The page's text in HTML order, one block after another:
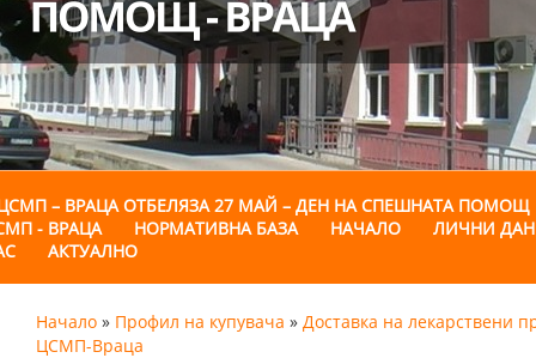
– ВРАЦА ОТБЕЛЯЗА 27 МАЙ – ДЕН НА СПЕШНАТА ПОМОЩ
- ВРАЦА
НОРМАТИВНА БАЗА НАЧАЛО
ЛИЧНИ
АКТУАЛНО
Начало » Профил на купувача » Доставка на лекарствени
ЦСМП-Враца